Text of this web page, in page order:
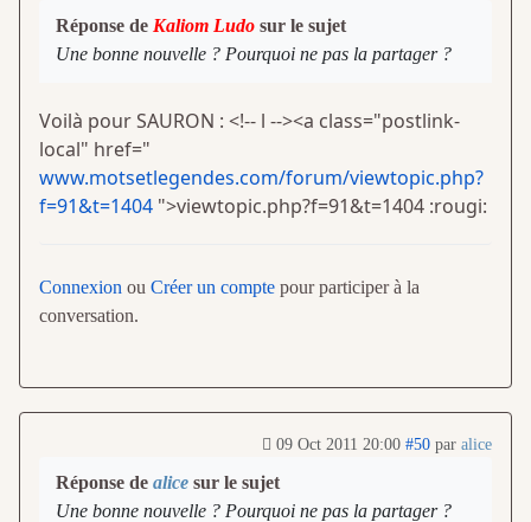
Réponse de Kaliom Ludo sur le sujet
Une bonne nouvelle ? Pourquoi ne pas la partager ?
Voilà pour SAURON : <!-- l --><a class="postlink-
local" href="
www.motsetlegendes.com/forum/viewtopic.php?
f=91&t=1404 ">viewtopic.php?f=91&t=1404 :rougi:
Connexion ou Créer un compte pour participer à la
conversation.
09 Oct 2011 20:00 #50 par alice
Réponse de alice sur le sujet
Une bonne nouvelle ? Pourquoi ne pas la partager ?